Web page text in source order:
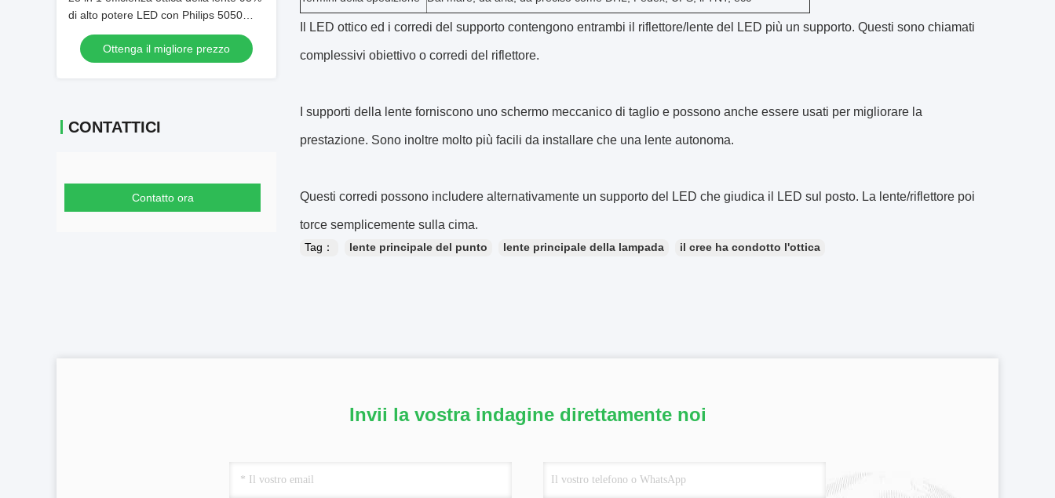
di alto potere LED con Philips 5050
chip del LED
Ottenga il migliore prezzo
CONTATTICI
Contatto ora
Il LED ottico ed i corredi del supporto contengono entrambi il riflettore/lente del LED più un supporto. Questi sono chiamati
complessivi obiettivo o corredi del riflettore.
I supporti della lente forniscono uno schermo meccanico di taglio e possono anche essere usati per migliorare la
prestazione. Sono inoltre molto più facili da installare che una lente autonoma.
Questi corredi possono includere alternativamente un supporto del LED che giudica il LED sul posto. La lente/riflettore poi
torce semplicemente sulla cima.
Tag： lente principale del punto lente principale della lampada il cree ha condotto l'ottica
Invii la vostra indagine direttamente noi